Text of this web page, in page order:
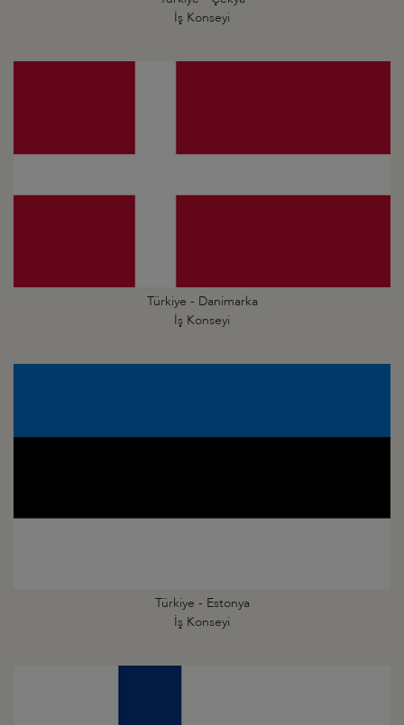
İş Konseyi
Türkiye - Danimarka
İş Konseyi
Türkiye - Estonya
İş Konseyi